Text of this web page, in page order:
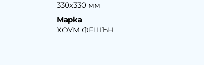
330х330 мм
Марка
ХОУМ ФЕШЪН